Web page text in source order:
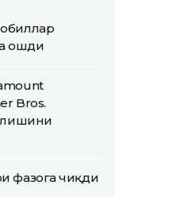
ошди
Bros.
фазога чиқди